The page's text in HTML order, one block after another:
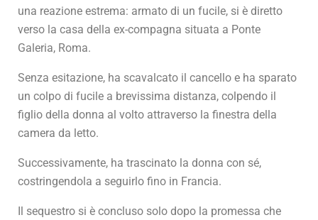
una reazione estrema: armato di un fucile, si è diretto
verso la casa della ex-compagna situata a Ponte
Galeria, Roma.
Senza esitazione, ha scavalcato il cancello e ha sparato
un colpo di fucile a brevissima distanza, colpendo il
figlio della donna al volto attraverso la finestra della
camera da letto.
Successivamente, ha trascinato la donna con sé,
costringendola a seguirlo fino in Francia.
Il sequestro si è concluso solo dopo la promessa che